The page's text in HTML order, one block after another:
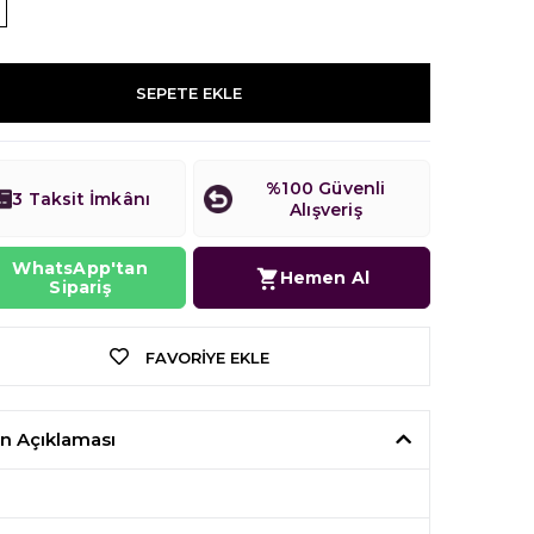
SEPETE EKLE
3 Taksit İmkânı
%100 Güvenli
Alışveriş
WhatsApp'tan
Sipariş
Hemen Al
FAVORIYE EKLE
Açıklaması